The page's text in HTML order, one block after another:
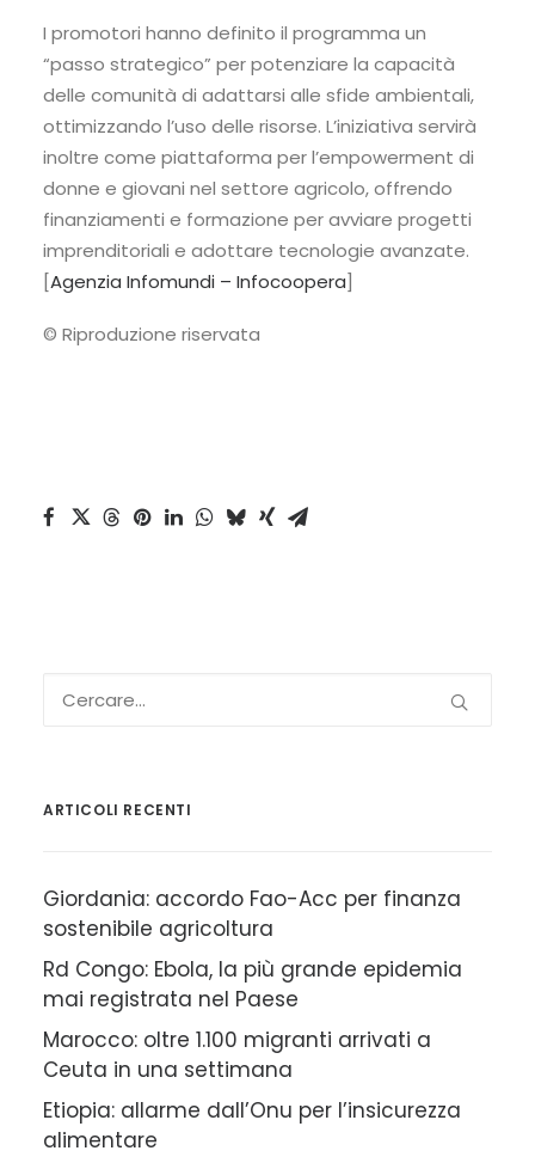
I promotori hanno definito il programma un
“passo strategico” per potenziare la capacità
delle comunità di adattarsi alle sfide ambientali,
ottimizzando l’uso delle risorse. L’iniziativa servirà
inoltre come piattaforma per l’empowerment di
donne e giovani nel settore agricolo, offrendo
finanziamenti e formazione per avviare progetti
imprenditoriali e adottare tecnologie avanzate.
[Agenzia Infomundi – Infocoopera]
© Riproduzione riservata
ARTICOLI RECENTI
Giordania: accordo Fao-Acc per finanza
sostenibile agricoltura
Rd Congo: Ebola, la più grande epidemia
mai registrata nel Paese
Marocco: oltre 1.100 migranti arrivati a
Ceuta in una settimana
Etiopia: allarme dall’Onu per l’insicurezza
alimentare